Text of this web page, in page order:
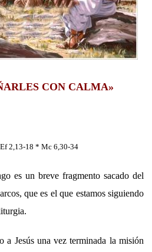
CON CALMA»
2,13-18 * Mc 6,30-34
es un breve fragmento sacado del
que es el que estamos siguiendo
a Jesús una vez terminada la misión